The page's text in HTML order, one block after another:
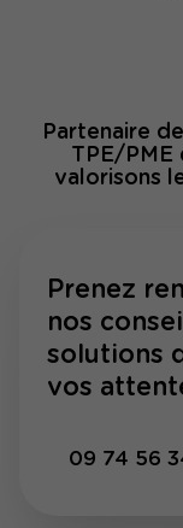
Partenaire
TPE/PME
valorisons
Prenez
nos
solutions
vos
09 74 56